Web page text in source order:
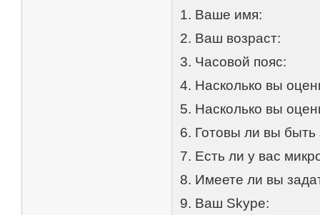
1. Ваше имя:
2. Ваш возраст:
3. Часовой пояс:
4. Насколько вы
5. Насколько вы
6. Готовы ли вы
7. Есть ли у вас
8. Имеете ли вы
9. Ваш Skype: